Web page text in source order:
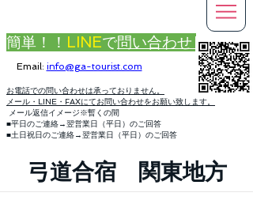
Email: info@ga-tourist.com
簡単！！ LINEで問い合わせ
お電話での問い合わせは承っておりません。
メール・LINE・FAXにてお問い合わせをお願い致します。
メール返信イメージ※暫くの間
■平日のご連絡→翌営業日（平日）のご回答
■土日祝日のご連絡→翌営業日（平日）のご回答
弓道合宿 関東地方